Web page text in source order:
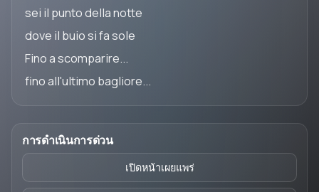
การดำเนินการด่วน
เปิดหน้าเผยแพร่
sei il punto della notte
dove il buio si fa sole
Fino a scomparire...
fino all'ultimo bagliore...